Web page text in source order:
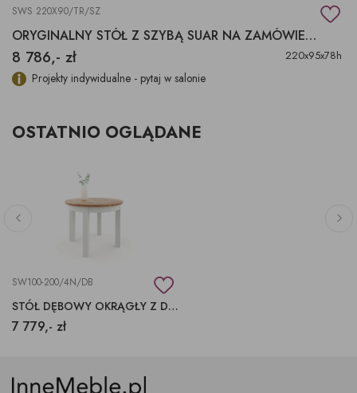
SWS 220X90/TR/SZ
ORYGINALNY STÓŁ Z SZYBĄ SUAR NA ZAMÓWIENIE
8 786,- zł 220x95x78h
Projekty indywidualne - pytaj w salonie
OSTATNIO OGLĄDANE
SW100-200/4N/DB
STÓŁ DĘBOWY OKRĄGŁY Z DOSTAWKAMI 100-200X100X77H
7 779,- zł